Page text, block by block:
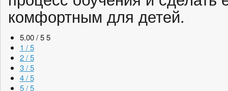
комфортным для детей.
5.00 / 5 5
1 / 5
2 / 5
3 / 5
4 / 5
5 / 5